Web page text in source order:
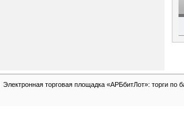
Электронная торговая площадка «АРБбитЛот»: торги по